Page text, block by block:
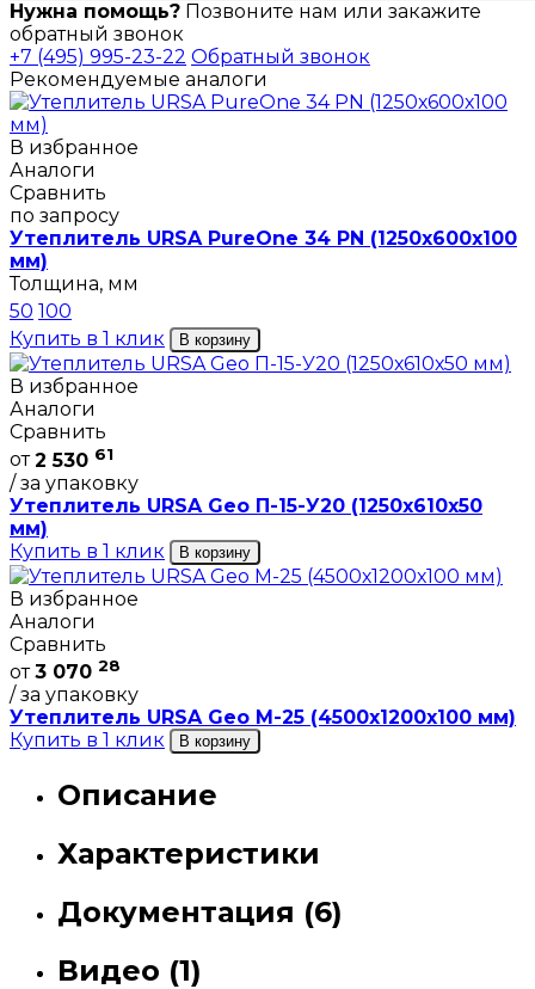
Нужна помощь? Позвоните нам или закажите
обратный звонок
+7 (495) 995-23-22 Обратный звонок
Рекомендуемые аналоги
В избранное
Аналоги
Сравнить
по запросу
Утеплитель URSA PureOne 34 PN (1250х600х100
мм)
Толщина, мм
50 100
Купить в 1 клик
В корзину
В избранное
Аналоги
Сравнить
от2 530 61
/ за упаковку
Утеплитель URSA Geo П-15-У20 (1250х610х50
мм)
Купить в 1 клик
В корзину
В избранное
Аналоги
Сравнить
от3 070 28
/ за упаковку
Утеплитель URSA Geo М-25 (4500х1200х100 мм)
Купить в 1 клик
В корзину
Описание
Характеристики
Документация (6)
Видео (1)